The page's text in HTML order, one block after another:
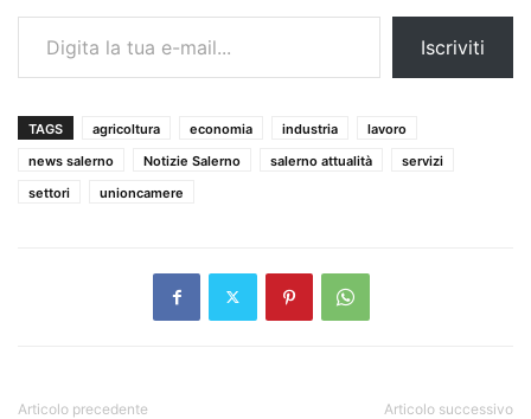
Digita la tua e-mail...
Iscriviti
TAGS agricoltura economia industria
lavoro
news salerno
Notizie Salerno salerno attualità
servizi
settori
unioncamere
Articolo precedente Articolo successivo